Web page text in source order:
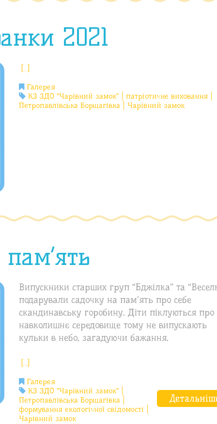
2021
[…]
Галерея
КЗ ЗДО "Чарівний замок"
патріотичне виховання
Петропавлівська Борщагівка
Чарівний замок
Випускники старших груп “Бджілка” та
подарували садочку на пам’ять про себе
скандинавську горобину. Діти піклуються про
навколишнє середовище тому не випускають
кульки в небо, загадуючи бажання.
[…]
Галерея
КЗ ЗДО "Чарівний замок"
Петропавлівська Борщагівка
формування екологічної свідомості
Чарівний замок